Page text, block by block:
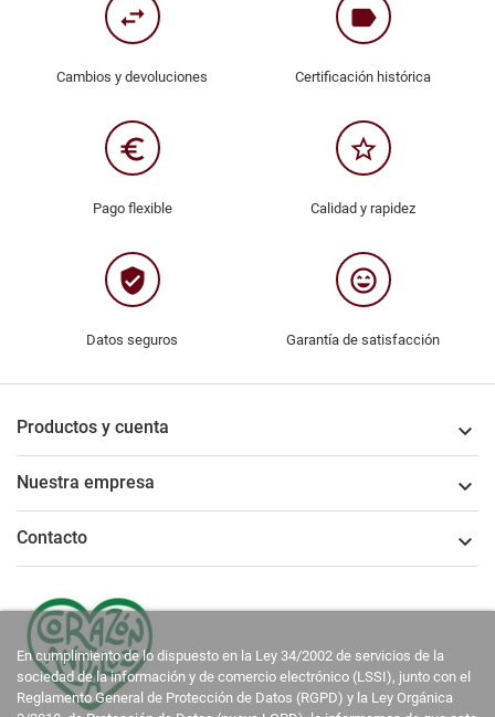
swap_horiz
Cambios y devoluciones
label
Certificación histórica
euro_symbol
Pago flexible
star_border
Calidad y rapidez
verified_user
Datos seguros
sentiment_very_satisfied
Garantía de satisfacción
Productos y cuenta 
Nuestra empresa 
Contacto 
En cumplimiento de lo dispuesto en la Ley 34/2002 de servicios de la
sociedad de la información y de comercio electrónico (LSSI), junto con el
Reglamento General de Protección de Datos (RGPD) y la Ley Orgánica